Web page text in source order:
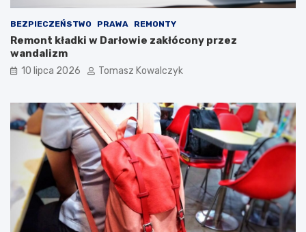
BEZPIECZEŃSTWO PRAWA REMONTY
Remont kładki w Darłowie zakłócony przez
wandalizm
10 lipca 2026 Tomasz Kowalczyk